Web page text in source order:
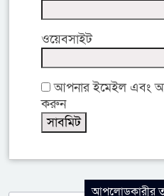
ওয়েবসাইট
আপনার ইমেইল এবং
করুন
আপলোডকারীর